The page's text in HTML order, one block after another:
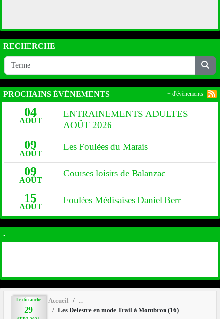
Le dimanche
29
Accueil
Les Delestre en mode Trail à Montbron (16)
RECHERCHE
PROCHAINS ÉVÉNEMENTS
04
AOÛT
ENTRAINEMENTS ADULTES
AOÛT 2026
09
AOÛT
Les Foulées du Marais
09
AOÛT
Courses loisirs de Balanzac
15
AOÛT
Foulées Médisaises Daniel Berr
+ d'évènements
.